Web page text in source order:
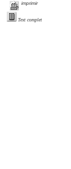
imprimir
Text complet